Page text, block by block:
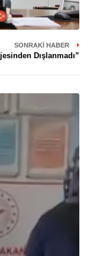
SONRAKI HABER
Dışlanmadı”